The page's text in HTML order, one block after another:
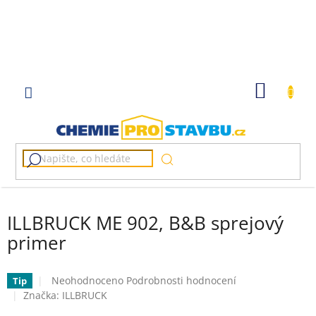
ILLBRUCK ME 902, B&B sprejový
primer
Tip
Průměrné
hodnocení
Neohodnoceno Podrobnosti hodnocení
Značka: ILLBRUCK